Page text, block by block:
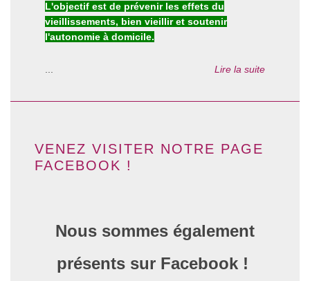
L'objectif est de prévenir les effets du
vieillissements, bien vieillir et soutenir
l'autonomie à domicile.
Lire la suite
VENEZ VISITER NOTRE PAGE
FACEBOOK !
Nous sommes également
présents sur Facebook !